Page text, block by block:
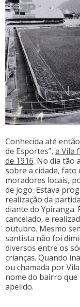
Conhecida até
de Esportes”,a Vila
de 1916. No dia tão
sobre a cidade, fato
moradores locais,
de jogo. Estava
realização da
diante do Ypiranga.
cancelado, e
outubro. Mesmo
santista não foi
diversos entre os
crianças. Quando
ou chamada por
nome do bairro
apelido.